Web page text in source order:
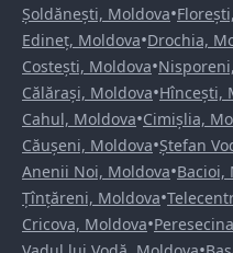
Șoldănești, Moldova•
Edineț, Moldova•Drochia,
Costești, Moldova•
Călărași, Moldova•Hîncești,
Cahul, Moldova•Cimișlia,
Căușeni, Moldova•Ștefan
Anenii Noi, Moldova•Bacioi,
Țînțăreni, Moldova•
Cricova, Moldova•